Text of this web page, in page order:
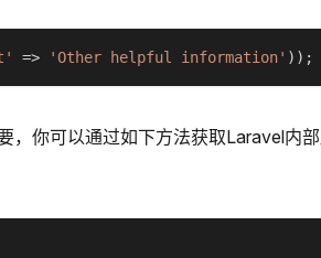
=> 'Other helpful information' ) ) ;
，你可以通过如下方法获取Laravel内